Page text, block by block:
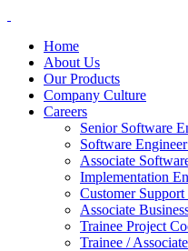
Home
About Us
Our Products
Company Culture
Careers
Senior Software
Software
Associate
Implementation
Customer
Associate
Trainee Project
Trainee /